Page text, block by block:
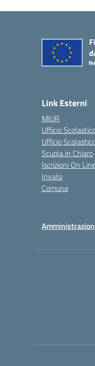
Link Esterni
MIUR
Ufficio
Ufficio
Scuola in Chiaro
Iscrizioni On
Invalsi
Comune